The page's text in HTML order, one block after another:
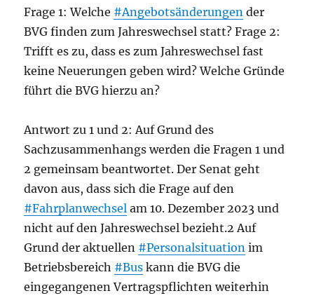
Frage 1: Welche #Angebotsänderungen der
BVG finden zum Jahreswechsel statt? Frage 2:
Trifft es zu, dass es zum Jahreswechsel fast
keine Neuerungen geben wird? Welche Gründe
führt die BVG hierzu an?
Antwort zu 1 und 2: Auf Grund des
Sachzusammenhangs werden die Fragen 1 und
2 gemeinsam beantwortet. Der Senat geht
davon aus, dass sich die Frage auf den
#Fahrplanwechsel am 10. Dezember 2023 und
nicht auf den Jahreswechsel bezieht.2 Auf
Grund der aktuellen #Personalsituation im
Betriebsbereich #Bus kann die BVG die
eingegangenen Vertragspflichten weiterhin